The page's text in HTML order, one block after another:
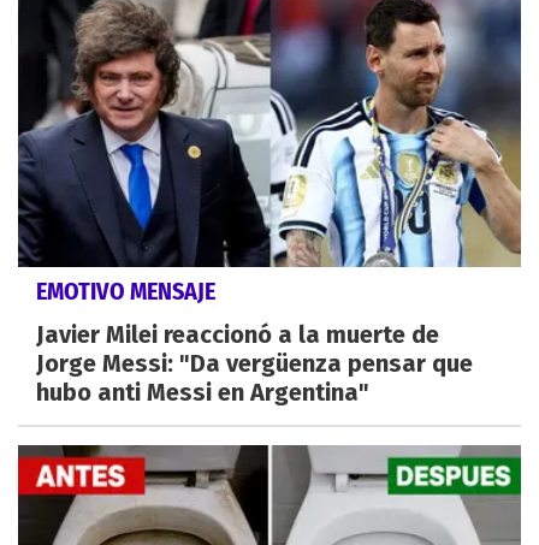
EMOTIVO MENSAJE
Javier Milei reaccionó a la muerte de
Jorge Messi: "Da vergüenza pensar que
hubo anti Messi en Argentina"